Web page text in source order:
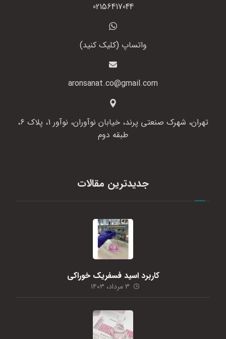
02156417044
واتساپ (کلیک کنید)
aronsanat.co@gmail.com
تهران، شهرک صنعتی پرند، خیابان نوآوران، نوآور 1، پلاک 6،
طبقه دوم
جدیدترین مقالات
کاربرد اسید فسفریک خوراکی
۳ مرداد، ۱۴۰۳